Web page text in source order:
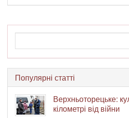
Популярні статті
Верхньоторецьке:
кілометрі від війни